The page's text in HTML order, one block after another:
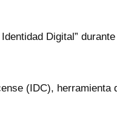
Digital”
(IDC),